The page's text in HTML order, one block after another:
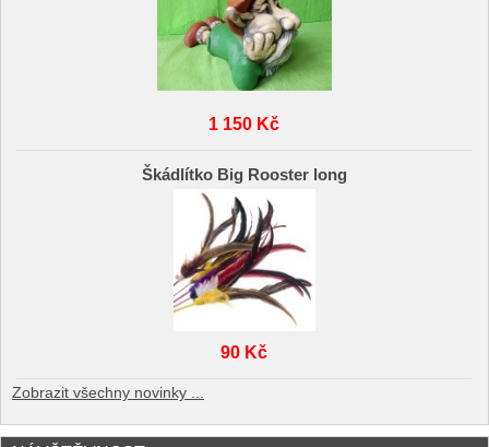
1 150 Kč
Škádlítko Big Rooster long
90 Kč
Zobrazit všechny novinky ...